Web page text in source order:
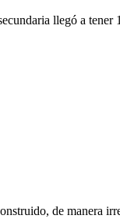
llegó a
de manera